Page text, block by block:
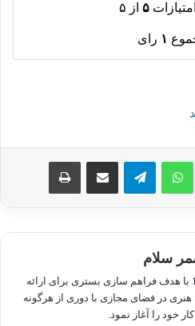
۵ از ۵
۱ رای
واتس آپ تلگرام اشتراک گذاری از طریق ایمیل چاپ
سلام
رسانه کاشمر سلام، از سال 1398 با هدف فراهم سازی بستری برای ارائه
در فضای مجازی با دوری از هرگونه
خود را آغاز نمود.